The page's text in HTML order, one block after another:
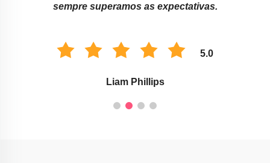
sempre superamos as expectativas.
5.0
Liam Phillips